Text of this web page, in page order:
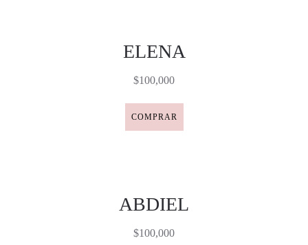
ELENA
$100,000
COMPRAR
ABDIEL
$100,000